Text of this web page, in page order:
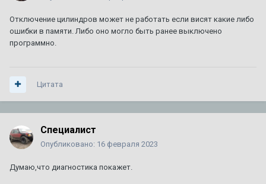
Отключение цилиндров может не работать если висят какие либо
ошибки в памяти. Либо оно могло быть ранее выключено
программно.
Цитата
Специалист
Опубликовано: 16 февраля 2023
Думаю,что диагностика покажет.